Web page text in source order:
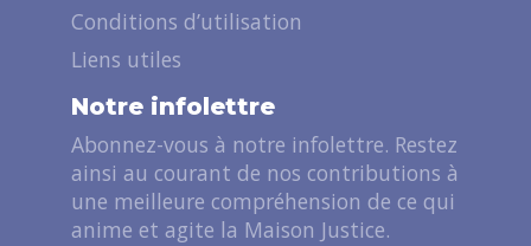
Conditions d’utilisation
Liens utiles
Notre infolettre
Abonnez-vous à notre infolettre. Restez
ainsi au courant de nos contributions à
une meilleure compréhension de ce qui
anime et agite la Maison Justice.